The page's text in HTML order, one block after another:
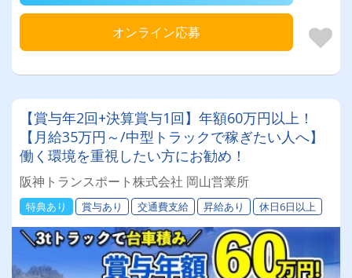
オンライン応募
【賞与年2回+決算賞与1回】年額60万円以上！
【月給35万円～/中型トラックで稼ぎたい人へ】
働く環境を重視したい方にお勧め！
阪神トランスポート株式会社 岡山営業所
特典あり 賞与あり 交通費支給 昇給あり 休日6日以上